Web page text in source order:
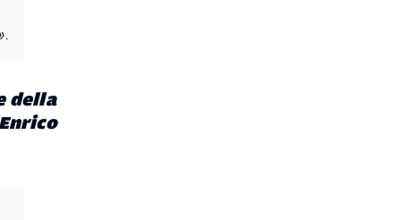
della